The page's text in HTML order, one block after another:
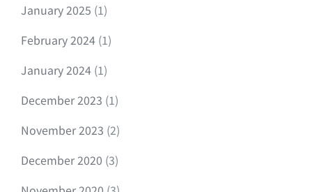
January 2025 (1)
February 2024 (1)
January 2024 (1)
December 2023 (1)
November 2023 (2)
December 2020 (3)